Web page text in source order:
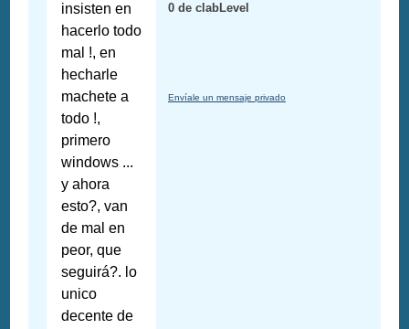
insisten en
hacerlo todo
mal !, en
hecharle
machete a
todo !,
primero
windows ...
y ahora
esto?, van
de mal en
peor, que
seguirá?. lo
unico
decente de
0 de clabLevel
Envíale un mensaje privado